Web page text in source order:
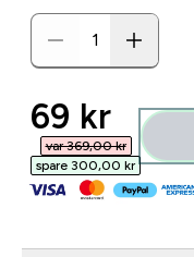
69 kr‎
var 369,00 kr‎
spare 300,00 kr‎